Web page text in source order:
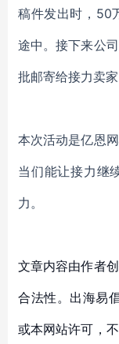
稿件发出时， 50
途中。接下来公
批邮寄给接力卖家
本次活动是亿恩
当们能让接力继
力。
文章内容由作者
合法性。出海易
或本网站许可，